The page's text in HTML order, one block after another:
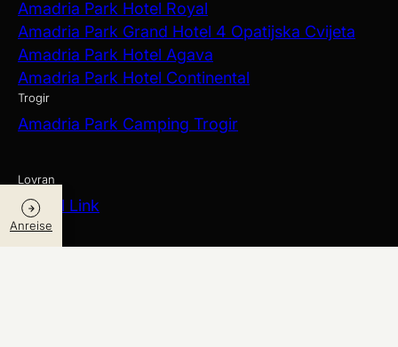
Anreise
Amadria Park Hotel Royal
Amadria Park Grand Hotel 4 Opatijska Cvijeta
Amadria Park Hotel Agava
Amadria Park Hotel Continental
Trogir
Amadria Park Camping Trogir
Lovran
Hostel Link